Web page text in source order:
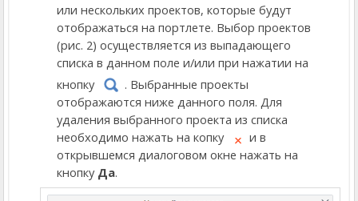
или нескольких проектов, которые будут
отображаться на портлете. Выбор проектов
(рис. 2) осуществляется из выпадающего
списка в данном поле и/или при нажатии на
кнопку
. Выбранные проекты
отображаются ниже данного поля. Для
удаления выбранного проекта из списка
необходимо нажать на копку
и в
открывшемся диалоговом окне нажать на
кнопку Да.